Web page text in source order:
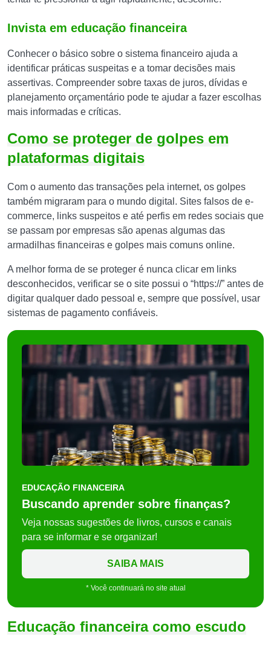
Invista em educação financeira
Conhecer o básico sobre o sistema financeiro ajuda a
identificar práticas suspeitas e a tomar decisões mais
assertivas. Compreender sobre taxas de juros, dívidas e
planejamento orçamentário pode te ajudar a fazer escolhas
mais informadas e críticas.
Como se proteger de golpes em
plataformas digitais
Com o aumento das transações pela internet, os golpes
também migraram para o mundo digital. Sites falsos de e-
commerce, links suspeitos e até perfis em redes sociais que
se passam por empresas são apenas algumas das
armadilhas financeiras e golpes mais comuns online.
A melhor forma de se proteger é nunca clicar em links
desconhecidos, verificar se o site possui o “https://” antes de
digitar qualquer dado pessoal e, sempre que possível, usar
sistemas de pagamento confiáveis.
EDUCAÇÃO FINANCEIRA
Buscando aprender sobre finanças?
Veja nossas sugestões de livros, cursos e canais
para se informar e se organizar!
SAIBA MAIS
* Você continuará no site atual
Educação financeira como escudo